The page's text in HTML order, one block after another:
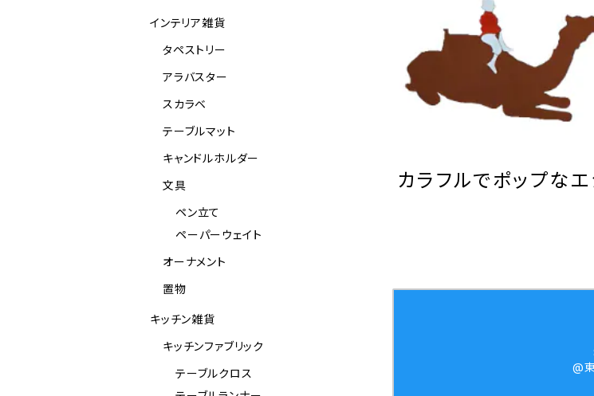
カラフルでポップな
@
インテリア雑貨
タペストリー
アラバスター
スカラベ
テーブルマット
キャンドルホルダー
文具
ペン立て
ペーパーウェイト
オーナメント
置物
キッチン雑貨
キッチンファブリック
テーブルクロス